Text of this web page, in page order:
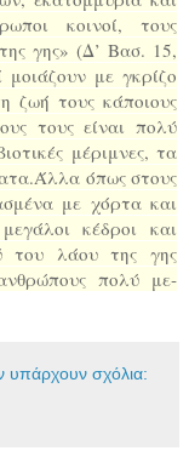
κοινοί, τους
γης» (Δ’ Βασ. 15,
μοιάζουν με γκρίζο
ζωή τους κάποιους
τους είναι πολύ
μέ­ριμνες, τα
όπως στους
με χόρτα και
κέδροι και
του λάου της γης
πολύ με­
υπάρχουν σχόλια: